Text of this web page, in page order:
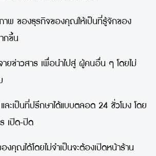
าพ ของธุรกิจของคุณให้เป็นที่รู้จักของ
กขึ้น
ายข่าวสาร เพื่อนำไปสู่ ผู้คนอื่น ๆ โดยไม่
ละเป็นที่ปรึกษาได้แบบตลอด 24 ชั่วโมง โดย
เปิด-ปิด
งคุณได้โดยไม่จำเป็นจะต้องเปิดหน้าร้าน